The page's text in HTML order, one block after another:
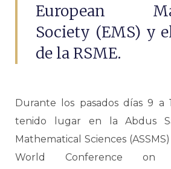
European
Society (EMS) y
de la RSME.
Durante los pasados días 9 a
tenido lugar en la Abdus
Mathematical Sciences
World Conference on